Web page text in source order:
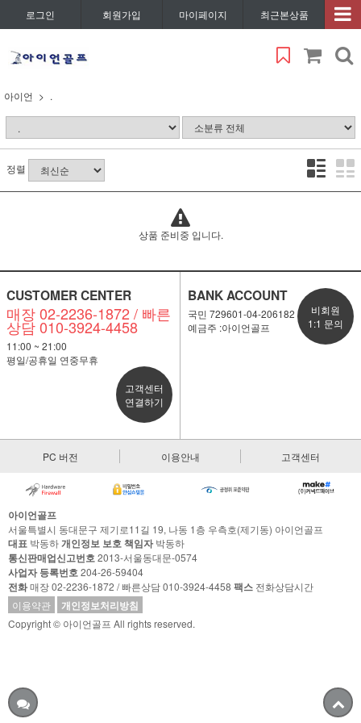
로그인 회원가입 마이페이지 최근본상품
아이언 .
정렬
상품 준비중 입니다.
CUSTOMER CENTER
매장 02-2236-1872 / 빠른
상담 010-3924-4458
11:00 ~ 21:00
평일/공휴일 연중무휴
고객센터
연결하기
BANK ACCOUNT
국민 729601-04-206182
예금주 :아이언골프
비회원
1:1 문의
PC 버전 이용안내 고객센터
아이언골프
서울특별시 동대문구 제기로11길 19, 나동 1층 우측호(제기동) 아이언골프
대표 박동하개인정보 보호 책임자박동하
통신판매업신고번호2013-서울동대문-0574
사업자 등록번호204-26-59404
전화매장 02-2236-1872 / 빠른상담 010-3924-4458 팩스 전화상담시간
이용약관
개인정보처리방침
Copyright © 아이언골프 All rights reserved.